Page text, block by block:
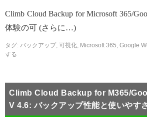
Climb Cloud Backup for Microsoft 365/
体験の可 (さらに…)
タグ: バックアップ, 可視化, Microsoft 365, Google
する
Climb Cloud Backup for M365/
V 4.6: バックアップ性能と使いやす